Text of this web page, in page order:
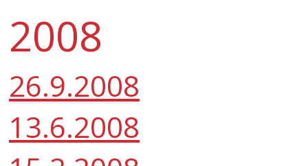
2008
26.9.2008
13.6.2008